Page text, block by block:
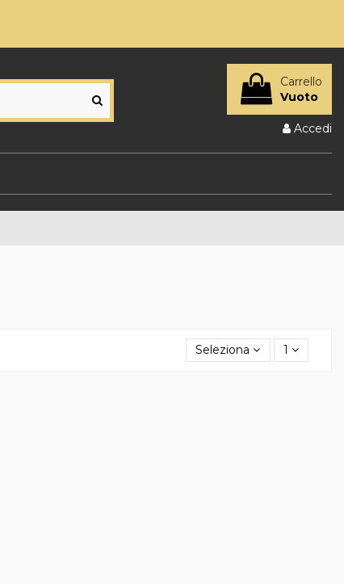
Carrello
Vuoto
Accedi
Seleziona 1